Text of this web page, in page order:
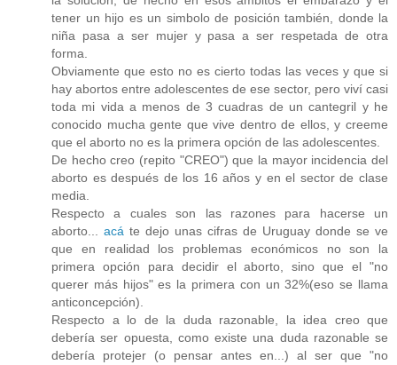
tener un hijo es un simbolo de posición también, donde la
niña pasa a ser mujer y pasa a ser respetada de otra
forma.
Obviamente que esto no es cierto todas las veces y que si
hay abortos entre adolescentes de ese sector, pero viví casi
toda mi vida a menos de 3 cuadras de un cantegril y he
conocido mucha gente que vive dentro de ellos, y creeme
que el aborto no es la primera opción de las adolescentes.
De hecho creo (repito "CREO") que la mayor incidencia del
aborto es después de los 16 años y en el sector de clase
media.
Respecto a cuales son las razones para hacerse un
aborto... acá te dejo unas cifras de Uruguay donde se ve
que en realidad los problemas económicos no son la
primera opción para decidir el aborto, sino que el "no
querer más hijos" es la primera con un 32%(eso se llama
anticoncepción).
Respecto a lo de la duda razonable, la idea creo que
debería ser opuesta, como existe una duda razonable se
debería protejer (o pensar antes en...) al ser que "no